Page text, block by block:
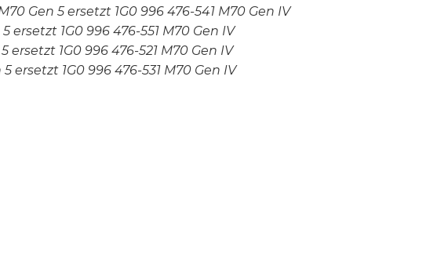
Gen 5 ersetzt 1G0 996 476-541 M70 Gen IV
ersetzt 1G0 996 476-551 M70 Gen IV
ersetzt 1G0 996 476-521 M70 Gen IV
ersetzt 1G0 996 476-531 M70 Gen IV